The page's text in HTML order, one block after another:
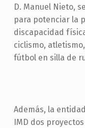
D. Manuel Nieto,
para potenciar la
discapacidad
ciclismo,
fútbol en silla de
Además, la
IMD dos